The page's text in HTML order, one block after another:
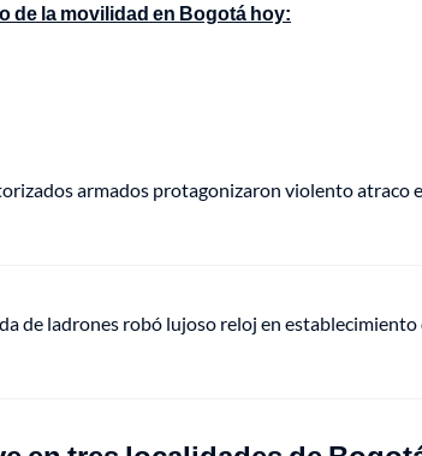
de la movilidad en Bogotá hoy:
armados protagonizaron violento atraco
de ladrones robó lujoso reloj en